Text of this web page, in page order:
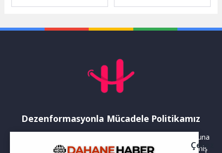
psikolojik...
bir yenisini daha ekledi.
Dezenformasyonla Mücadele Politikamız
Yayınlanan haberler doğruluk ilkesi gözetilerek hazırlanır. Buna
rağmen bazı içeriklerde eksik, hatalı veya güncelliğini yitirmiş
Çerez